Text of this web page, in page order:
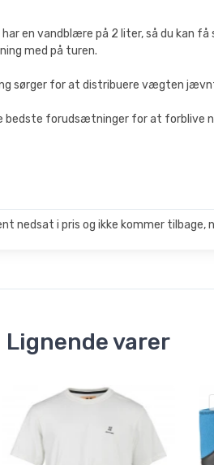
en vandblære på 2 liter, så du kan
med på turen.
sørger for at distribuere vægten
forudsætninger for at forblive
nedsat i pris og ikke kommer tilbage,
Lignende varer